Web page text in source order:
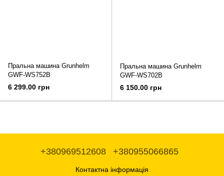
Пральна машина Grunhelm
GWF-WS752B
6 299.00 грн
Пральна машина Grunhelm
GWF-WS702B
6 150.00 грн
+380969512608 +380955066865
Контактна інформація